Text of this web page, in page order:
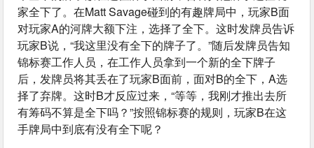
家全下了。在Matt Savage碰到的有趣牌局中，玩家B面
对玩家A的河牌大额下注，选择了全下。这时发牌员告诉
玩家B说，“我这里没有全下的牌子了。”随后发牌员告知
锦标赛工作人员，在工作人员拿到一个新的全下牌子
后，发牌员将其丢在了玩家B面前，面对B的全下，A选
择了弃牌。这时B才反应过来，“等等，我刚才推出去所
有筹码不算是全下吗？”按照锦标赛的规则，玩家B在这
手牌局中到底有没有全下呢？